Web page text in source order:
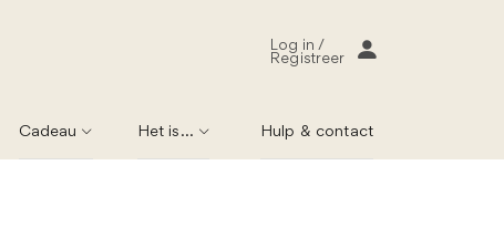
Log in /
Registreer
Cadeau Het is... Hulp & contact